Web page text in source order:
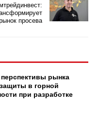
просева
рынка
в горной
при разработке